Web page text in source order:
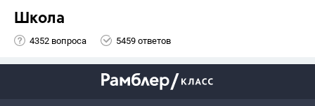
Школа
4352 вопроса 5459 ответов